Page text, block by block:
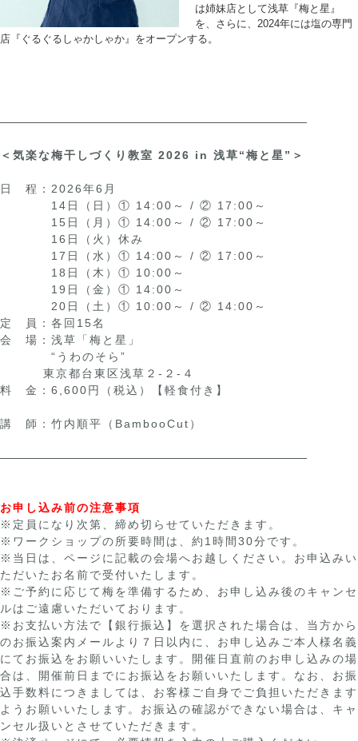
は姉妹店として浅草『梅と星』
を、さらに、2024年には塩の専門
店『ぐるぐるしゃかしゃか』をオープンする。
＜気楽な梅干しづくり教室 2026 in 浅草“梅と星”＞
日 程：2026年6月
14日（日）① 14:00～ / ② 17:00～
15日（月）① 14:00～ / ② 17:00～
16日（火）休み
17日（水）① 14:00～ / ② 17:00～
18日（木）① 10:00～
19日（金）① 14:00～
20日（土）① 10:00～ / ② 14:00～
定 員：各回15名
会 場：浅草「梅と星」
“うわのそら”
東京都台東区浅草２-２-４
料 金：6,600円（税込）【軽食付き】
講 師：竹内順平（BambooCut）
お申し込み前の注意事項
※定員になり次第、締め切らせていただきます。
※ワークショップの所要時間は、約1時間30分です。
※当日は、ページに記載の会場へお越しください。お申込みい
ただいたお名前で受付いたします。
※ご予約に応じて梅を準備するため、お申し込み後のキャンセ
ルはご遠慮いただいております。
※お支払い方法で【銀行振込】を選択された場合は、当方から
のお振込案内メールより７日以内に、お申し込みご本人様名義
にてお振込をお願いいたします。開催日直前のお申し込みの場
合は、開催前日までにお振込をお願いいたします。なお、お振
込手数料につきましては、お客様ご自身でご負担いただきます
ようお願いいたします。お振込の確認ができない場合は、キャ
ンセル扱いとさせていただきます。